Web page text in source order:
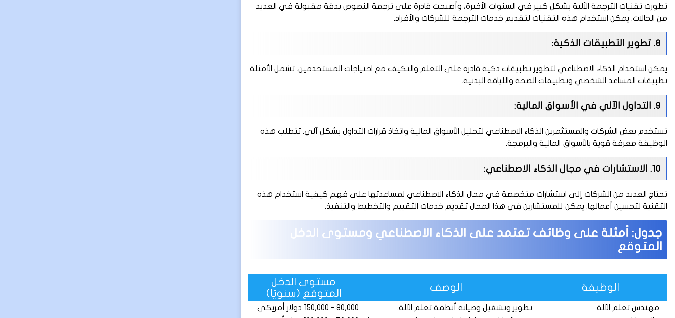
تطورت تقنيات الترجمة الآلية بشكل كبير في السنوات الأخيرة، وأصبحت قادرة على ترجمة النصوص بدقة مقبولة في العديد
من الحالات. يمكن استخدام هذه التقنيات لتقديم خدمات الترجمة للشركات والأفراد.
8. تطوير التطبيقات الذكية:
يمكن استخدام الذكاء الاصطناعي لتطوير تطبيقات ذكية قادرة على التعلم والتكيف مع احتياجات المستخدمين. تشمل الأمثلة
تطبيقات المساعد الشخصي وتطبيقات الصحة واللياقة البدنية.
9. التداول الآلي في الأسواق المالية:
تستخدم بعض الشركات والمستثمرين الذكاء الاصطناعي لتحليل الأسواق المالية واتخاذ قرارات التداول بشكل آلي. تتطلب هذه
الوظيفة معرفة قوية بالأسواق المالية والبرمجة.
10. الاستشارات في مجال الذكاء الاصطناعي:
تحتاج العديد من الشركات إلى استشارات متخصصة في مجال الذكاء الاصطناعي لمساعدتها على فهم كيفية استخدام هذه
التقنية لتحسين أعمالها. يمكن للمستشارين في هذا المجال تقديم خدمات التقييم والتخطيط والتنفيذ.
جدول: أمثلة على وظائف تعتمد على الذكاء الاصطناعي ومستوى الدخل
المتوقع
الوظيفة الوصف
مستوى الدخل
المتوقع (سنويًا)
مهندس تعلم الآلة تطوير وتشغيل وصيانة أنظمة تعلم الآلة.
80,000 - 150,000 دولار أمريكي